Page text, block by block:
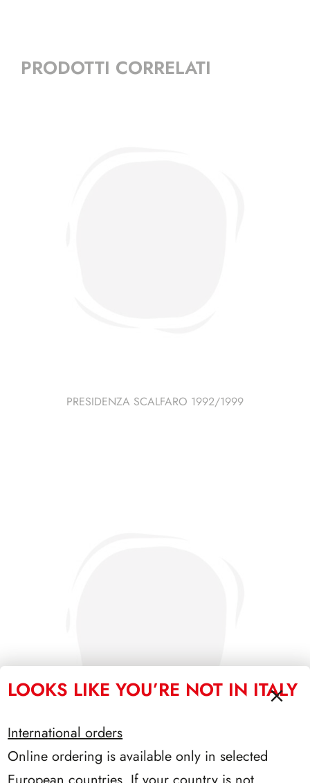
PRODOTTI CORRELATI
PRESIDENZA SCALFARO 1992/1999
LOOKS LIKE YOU’RE NOT IN ITALY
International orders
Online ordering is available only in selected